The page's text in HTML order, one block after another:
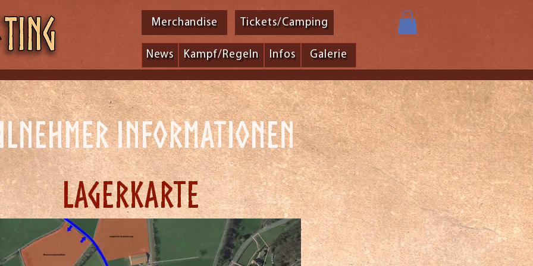
Merchandise Tickets/Camping
News Kampf/Regeln Infos Galerie
Informationen
LAgerkarte